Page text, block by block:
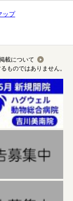
ップ
載について
ものではありません。